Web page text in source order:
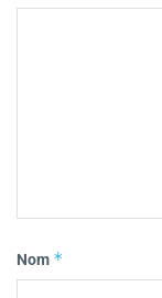
Nom *